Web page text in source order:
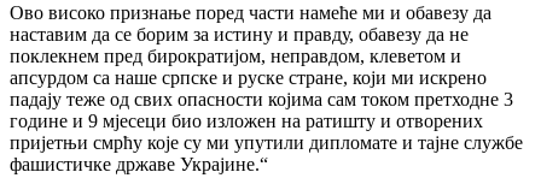
Ово високо признање поред части намеће ми и обавезу да
наставим да се борим за истину и правду, обавезу да не
поклекнем пред бирократијом, неправдом, клеветом и
апсурдом са наше српске и руске стране, који ми искрено
падају теже од свих опасности којима сам током претходне 3
године и 9 мјесеци био изложен на ратишту и отворених
пријетњи смрћу које су ми упутили дипломате и тајне службе
фашистичке државе Украјине.“